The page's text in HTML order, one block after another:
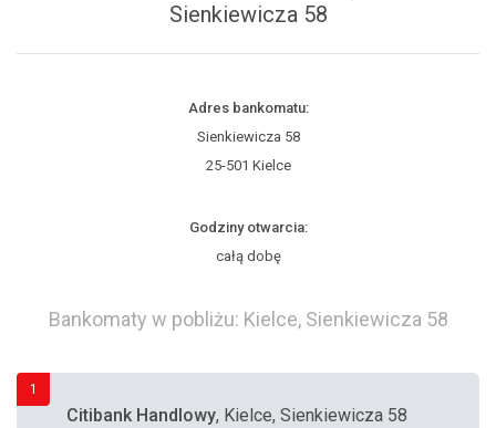
Sienkiewicza 58
Adres bankomatu:
Sienkiewicza 58
25-501 Kielce
Godziny otwarcia:
całą dobę
Bankomaty w pobliżu: Kielce, Sienkiewicza 58
1
Citibank Handlowy, Kielce, Sienkiewicza 58